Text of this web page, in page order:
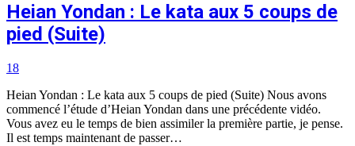
Heian Yondan : Le kata aux 5 coups de
pied (Suite)
18
Heian Yondan : Le kata aux 5 coups de pied (Suite) Nous avons
commencé l’étude d’Heian Yondan dans une précédente vidéo.
Vous avez eu le temps de bien assimiler la première partie, je pense.
Il est temps maintenant de passer…